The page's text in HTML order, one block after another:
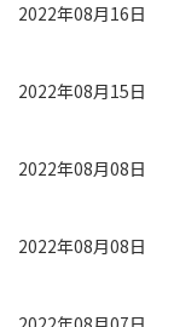
2022年08月16日
2022年08月15日
2022年08月08日
2022年08月08日